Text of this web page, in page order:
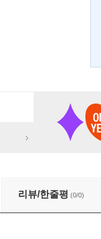
리뷰/한줄평 (0/0)